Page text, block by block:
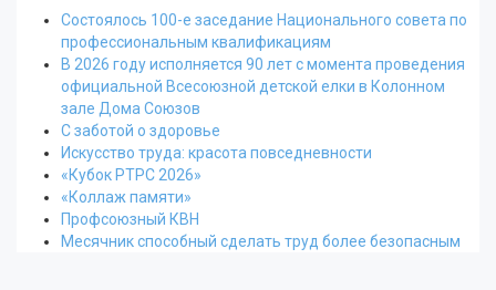
Состоялось 100-е заседание Национального совета по
профессиональным квалификациям
В 2026 году исполняется 90 лет с момента проведения
официальной Всесоюзной детской елки в Колонном
зале Дома Союзов
С заботой о здоровье
Искусство труда: красота повседневности
«Кубок РТРС 2026»
«Коллаж памяти»
Профсоюзный КВН
Месячник способный сделать труд более безопасным